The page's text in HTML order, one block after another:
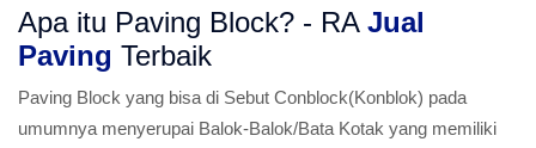
Apa itu Paving Block? - RA Jual
Paving Terbaik
Paving Block yang bisa di Sebut Conblock(Konblok) pada
umumnya menyerupai Balok-Balok/Bata Kotak yang memiliki